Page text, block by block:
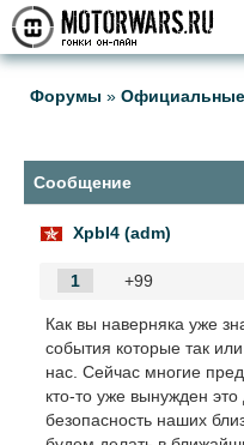
Форумы »
Cообщение
Xpbl4 (adm)
1 +99
Как вы наверняка уже
события которые так
нас. Сейчас многие
кто-то уже вынужден
безопасность наших